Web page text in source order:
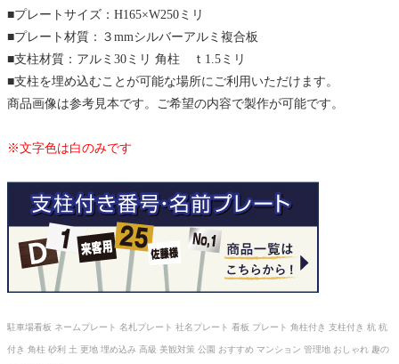
■プレートサイズ：H165×W250ミリ
■プレート材質：３mmシルバーアルミ複合板
■支柱材質：アルミ30ミリ 角柱 ｔ1.5ミリ
■支柱を埋め込むことが可能な場所にご利用いただけます。
商品画像は参考見本です。ご希望の内容で製作が可能です。
※文字色は白のみです
駐車場看板 ネームプレート 名札プレート 社名プレート 看板 プレート 角柱付き 支柱付き 杭 杭
付き 角柱 砂利 土 更地 埋め込み 高級 美観対策 公園 おすすめ マンション 管理地 おしゃれ 趣の